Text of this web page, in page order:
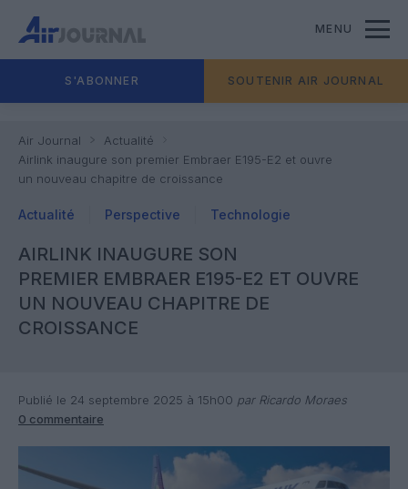
MENU
S'ABONNER SOUTENIR AIR JOURNAL
Air Journal
Actualité
Airlink inaugure son premier Embraer E195-E2 et ouvre
un nouveau chapitre de croissance
Actualité Perspective Technologie
AIRLINK INAUGURE SON
PREMIER EMBRAER E195-E2 ET OUVRE
UN NOUVEAU CHAPITRE DE
CROISSANCE
Publié le 24 septembre 2025 à 15h00 par Ricardo Moraes
0 commentaire